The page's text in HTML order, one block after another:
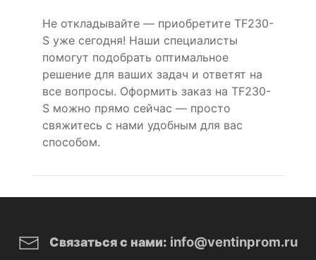
Не откладывайте — приобретите TF230-
S уже сегодня! Наши специалисты
помогут подобрать оптимальное
решение для ваших задач и ответят на
все вопросы. Оформить заказ на TF230-
S можно прямо сейчас — просто
свяжитесь с нами удобным для вас
способом.
Связаться с нами: info@ventinprom.ru